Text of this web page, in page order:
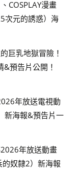
COSPLAY漫畫
次元的誘惑）海
巨乳地獄冒險！
預告片公開！
年放送電視動
新海報&預告片一
年放送動畫
奴隸2）新海報